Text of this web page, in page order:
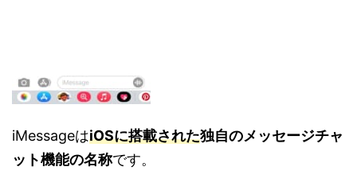
iMessageはiOSに搭載された独自のメッセージチャ
ット機能の名称です。